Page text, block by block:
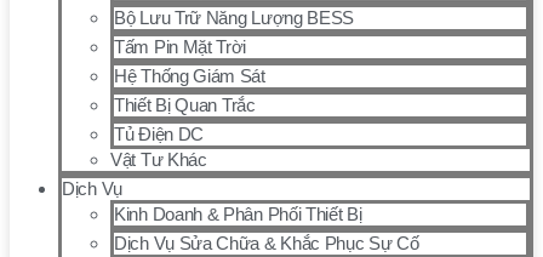
Bộ Lưu Trữ Năng Lượng BESS
Tấm Pin Mặt Trời
Hệ Thống Giám Sát
Thiết Bị Quan Trắc
Tủ Điện DC
Vật Tư Khác
Dịch Vụ
Kinh Doanh & Phân Phối Thiết Bị
Dịch Vụ Sửa Chữa & Khắc Phục Sự Cố